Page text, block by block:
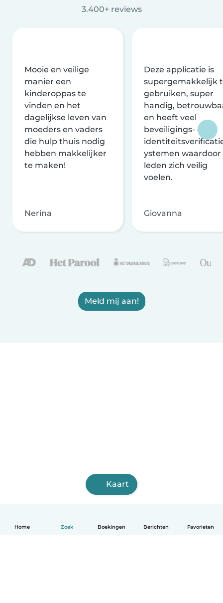
Home Zoek Boekingen Berichten Favorieten
3.400+ reviews
Mooie en veilige
manier een
kinderoppas te
vinden en het
dagelijkse leven van
moeders en vaders
die hulp thuis nodig
hebben makkelijker
te maken!
Nerina
Deze applicatie is
supergemakkelijk
gebruiken, super
handig,
en heeft veel
beveiligings- en
ystemen waardoor
leden zich veilig
voelen.
Giovanna
Meld mij aan!
Kaart